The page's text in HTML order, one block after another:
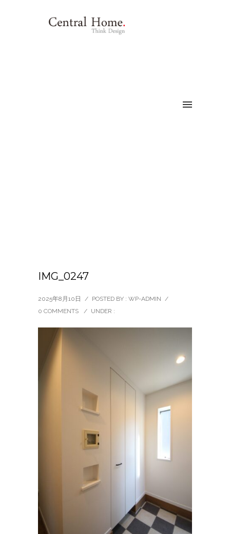
IMG_0247
2025年8月10日 / POSTED BY : WP-ADMIN /
0 COMMENTS
/ UNDER :